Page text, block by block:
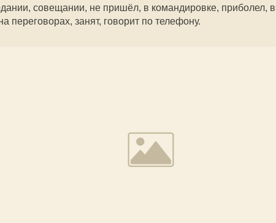
совещании, не пришёл, в командировке, приболел,
переговорах, занят, говорит по телефону.